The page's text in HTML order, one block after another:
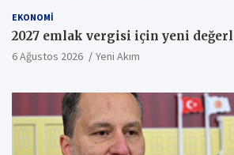
EKONOMI
2027 emlak vergisi için yeni
6 Ağustos 2026 Yeni Akım